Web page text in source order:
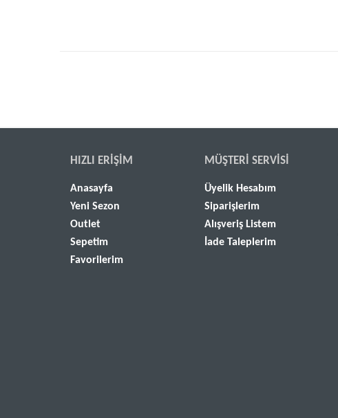
HIZLI ERIŞIM
Anasayfa
Yeni Sezon
Outlet
Sepetim
Favorilerim
MÜŞTERI SERVISI
Üyelik Hesabım
Siparişlerim
Alışveriş Listem
İade Taleplerim